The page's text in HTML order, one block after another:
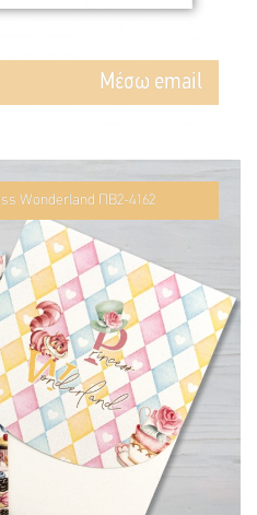
Mέσω email
Wonderland ΠΒ2-4162